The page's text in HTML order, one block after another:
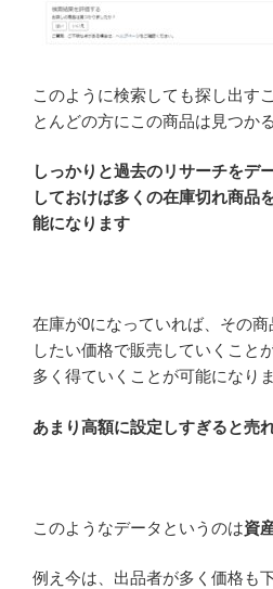
このように検索しても探し出す
とんどの方にこの商品は見つか
しっかりと過去のリサーチをデ
しておけば多くの在庫切れ商品
能になります
在庫が0になっていれば、その
したい価格で販売していくこと
多く得ていくことが可能になりま
あまり高額に設定しすぎると売
このようなデータというのは資
例え今は、出品者が多く価格も